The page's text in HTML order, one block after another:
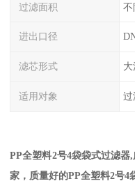
过滤面积 不
进出口径
滤芯形式
适用对象 过
PP全塑料2号4袋袋式过滤器
家，质量好的PP全塑料2号4